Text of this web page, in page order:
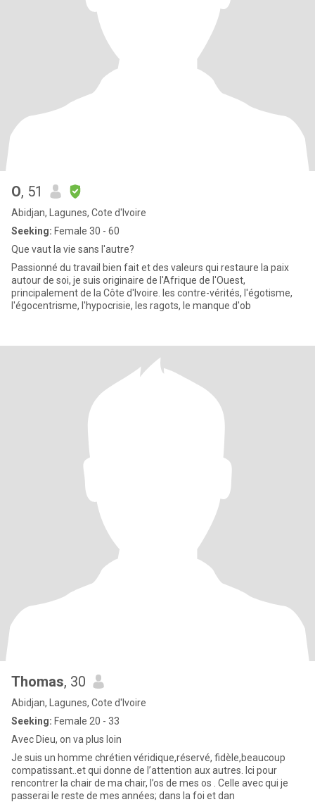
O, 51
Abidjan, Lagunes, Cote d'Ivoire
Seeking: Female 30 - 60
Que vaut la vie sans l'autre?
Passionné du travail bien fait et des valeurs qui restaure la paix
autour de soi, je suis originaire de l'Afrique de l'Ouest,
principalement de la Côte d'Ivoire. les contre-vérités, l'égotisme,
l'égocentrisme, l'hypocrisie, les ragots, le manque d'ob
Thomas, 30
Abidjan, Lagunes, Cote d'Ivoire
Seeking: Female 20 - 33
Avec Dieu, on va plus loin
Je suis un homme chrétien véridique,réservé, fidèle,beaucoup
compatissant..et qui donne de l’attention aux autres. Ici pour
rencontrer la chair de ma chair, l’os de mes os . Celle avec qui je
passerai le reste de mes années; dans la foi et dan